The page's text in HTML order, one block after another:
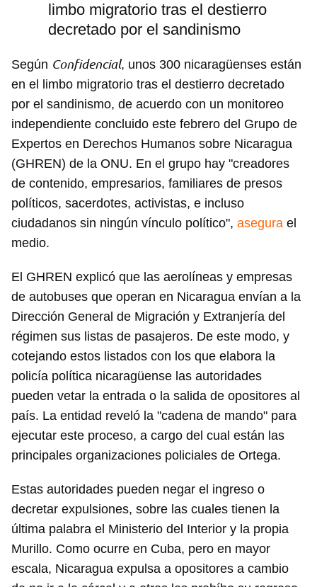
Guardar como favorito
limbo migratorio tras el destierro
decretado por el sandinismo
Según Confidencial, unos 300 nicaragüenses están
en el limbo migratorio tras el destierro decretado
por el sandinismo, de acuerdo con un monitoreo
independiente concluido este febrero del Grupo de
Expertos en Derechos Humanos sobre Nicaragua
(GHREN) de la ONU. En el grupo hay "creadores
de contenido, empresarios, familiares de presos
políticos, sacerdotes, activistas, e incluso
ciudadanos sin ningún vínculo político", asegura el
medio.
El GHREN explicó que las aerolíneas y empresas
de autobuses que operan en Nicaragua envían a la
Dirección General de Migración y Extranjería del
régimen sus listas de pasajeros. De este modo, y
cotejando estos listados con los que elabora la
policía política nicaragüense las autoridades
pueden vetar la entrada o la salida de opositores al
país. La entidad reveló la "cadena de mando" para
ejecutar este proceso, a cargo del cual están las
principales organizaciones policiales de Ortega.
Estas autoridades pueden negar el ingreso o
decretar expulsiones, sobre las cuales tienen la
última palabra el Ministerio del Interior y la propia
Murillo. Como ocurre en Cuba, pero en mayor
escala, Nicaragua expulsa a opositores a cambio